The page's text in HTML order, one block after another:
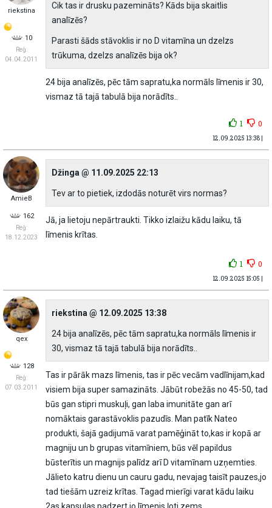
riekstina
10
Reģ:
04.04.2011
Cik tas ir drusku pazemināts? Kāds bija skaitlis
analīzēs?
Parasti šāds stāvoklis ir no D vitamīna un dzelzs
trūkuma, dzelzs analīzēs bija ok?
24 bija analīzēs, pēc tām sapratu,ka normāls līmenis ir 30,
vismaz tā tajā tabulā bija norādīts..
1 0
12.09.2025 13:38 |
AmieB
162
Reģ:
18.12.2023
Džinga @ 11.09.2025 22:13
Tev ar to pietiek, izdodās noturēt virs normas?
Jā, ja lietoju nepārtraukti. Tikko izlaižu kādu laiku, tā
līmenis krītas.
1 0
12.09.2025 15:05 |
qex
128
Reģ:
07.03.2011
riekstina @ 12.09.2025 13:38
24 bija analīzēs, pēc tām sapratu,ka normāls līmenis ir
30, vismaz tā tajā tabulā bija norādīts..
Tas ir pārāk mazs līmenis, tas ir pēc vecām vadlīnijam,kad
visiem bija super samazināts. Jābūt robežās no 45-50, tad
būs gan stipri muskuļi, gan laba imunitāte gan arī
nomāktais garastāvoklis pazudīs. Man patīk Nateo
produkti, šajā gadijumā varat pamēģināt to,kas ir kopā ar
magniju un b grupas vitamīniem, būs vēl papildus
būsterītis un magnijs palīdz arī D vitamīnam uzņemties.
Jālieto katru dienu un cauru gadu, nevajag taisīt pauzes,jo
tad tiešām uzreiz krītas. Tagad mierīgi varat kādu laiku